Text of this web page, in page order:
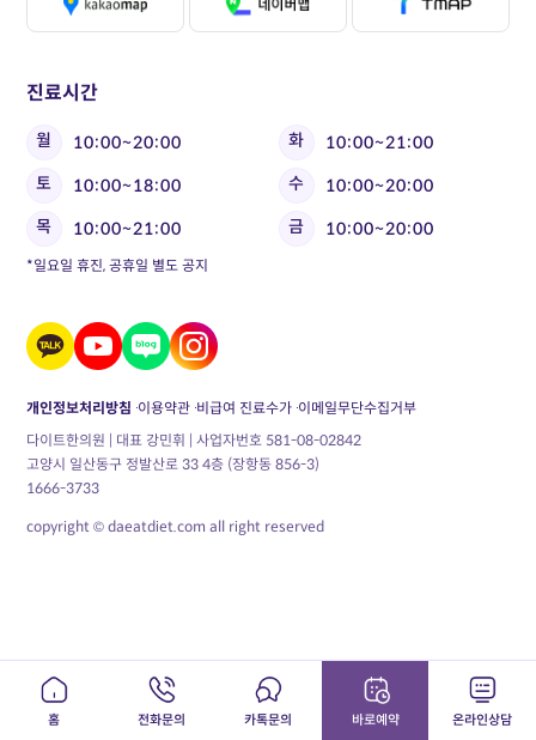
홈 전화문의 카톡문의 바로예약 온라인상담
진료시간
월 10:00~20:00 화
10:00~21:00
토
10:00~18:00 수
10:00~20:00
목
10:00~21:00 금 10:00~20:00
*일요일 휴진, 공휴일 별도 공지
개인정보처리방침 이용약관 비급여 진료수가 이메일무단수집거부
다이트한의원 | 대표 강민휘 | 사업자번호 581-08-02842
고양시 일산동구 정발산로 33 4층 (장항동 856-3)
1666-3733
copyright © daeatdiet.com all right reserved